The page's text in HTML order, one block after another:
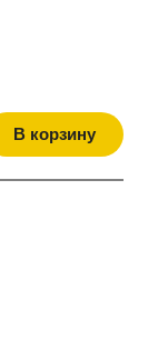
В корзину